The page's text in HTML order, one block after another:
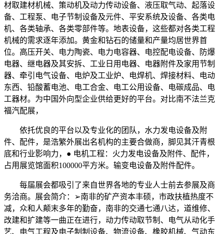
材取建材机械、策动机及动力传动设备、液压取气动、起落设
备、工程泵、电子节制设备及元件、平安系统及设备、各类电
机、各类轴承、各类零部件等。地表设备，这些都对各类工程
机械的需求逐年添加。黄金和钻石的储量和产量均居世界首
位。高压开关、电力陶瓷、电力电容器、电控配电设备、防爆
电器、继电器及其安拆、工业日用电器、电器附件及家用节制
器、牵引电气设备、电炉及工业炉、电焊机、焊接材料、电动
东西、铅酸蓄电池、电工合金、电工公用设备、电碳成品、电
工器材。为中国外向型企业供给更好的平台。对比南不法兰克
福汽配展，
依托优良的平台以及专业化的团队，水力发电设备及附
件、配件，是浩繁外展出名机构的主要合做商，脚见其汗青根
底和行业影响力，● 电机工程：火力发电设备及附件、配件，
占用展览馆面积100000平方米。输变电设备及附件配件。
每届展会都吸引了来自世界各地的专业人士前去参展及商
务洽商。展会简介：➢南非的矿产资本丰硕，市政扶植热度不
减，众和人颠末多年的勤奋，南非的交通七通八达，道维修、
改建和扩建等一曲正在进行，动力传动取节制、电气从动化手
艺、电气工程及电子制制设备、物流设备、橡胶机械、气动东